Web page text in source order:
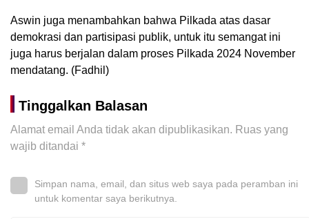
Aswin juga menambahkan bahwa Pilkada atas dasar
demokrasi dan partisipasi publik, untuk itu semangat ini
juga harus berjalan dalam proses Pilkada 2024 November
mendatang. (Fadhil)
Tinggalkan Balasan
Alamat email Anda tidak akan dipublikasikan. Ruas yang
wajib ditandai *
Simpan nama, email, dan situs web saya pada peramban ini
untuk komentar saya berikutnya.